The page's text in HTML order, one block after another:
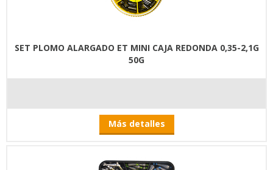
SET PLOMO ALARGADO ET MINI CAJA REDONDA 0,35-2,1G
50G
Más detalles